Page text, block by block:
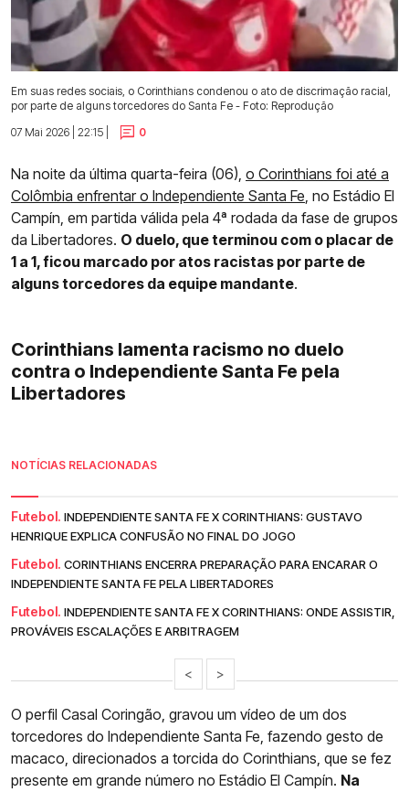
Em suas redes sociais, o Corinthians condenou o ato de discrimação racial,
por parte de alguns torcedores do Santa Fe - Foto: Reprodução
07 Mai 2026 | 22:15 |
0
Na noite da última quarta-feira (06), o Corinthians foi até a
Colômbia enfrentar o Independiente Santa Fe, no Estádio El
Campín, em partida válida pela 4ª rodada da fase de grupos
da Libertadores. O duelo, que terminou com o placar de
1 a 1, ficou marcado por atos racistas por parte de
alguns torcedores da equipe mandante.
Corinthians lamenta racismo no duelo
contra o Independiente Santa Fe pela
Libertadores
NOTÍCIAS RELACIONADAS
Futebol. INDEPENDIENTE SANTA FE X CORINTHIANS: GUSTAVO
HENRIQUE EXPLICA CONFUSÃO NO FINAL DO JOGO
Futebol. CORINTHIANS ENCERRA PREPARAÇÃO PARA ENCARAR O
INDEPENDIENTE SANTA FE PELA LIBERTADORES
Futebol. INDEPENDIENTE SANTA FE X CORINTHIANS: ONDE ASSISTIR,
PROVÁVEIS ESCALAÇÕES E ARBITRAGEM
< >
O perfil Casal Coringão, gravou um vídeo de um dos
torcedores do Independiente Santa Fe, fazendo gesto de
macaco, direcionados a torcida do Corinthians, que se fez
presente em grande número no Estádio El Campín. Na